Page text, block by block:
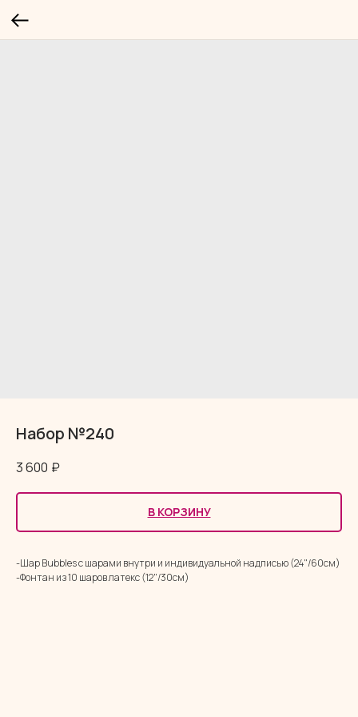
Набор №240
3 600 ₽
В КОРЗИНУ
-Шар Bubbles с шарами внутри и индивидуальной надписью (24"/60см)
-Фонтан из 10 шаров латекс (12"/30см)